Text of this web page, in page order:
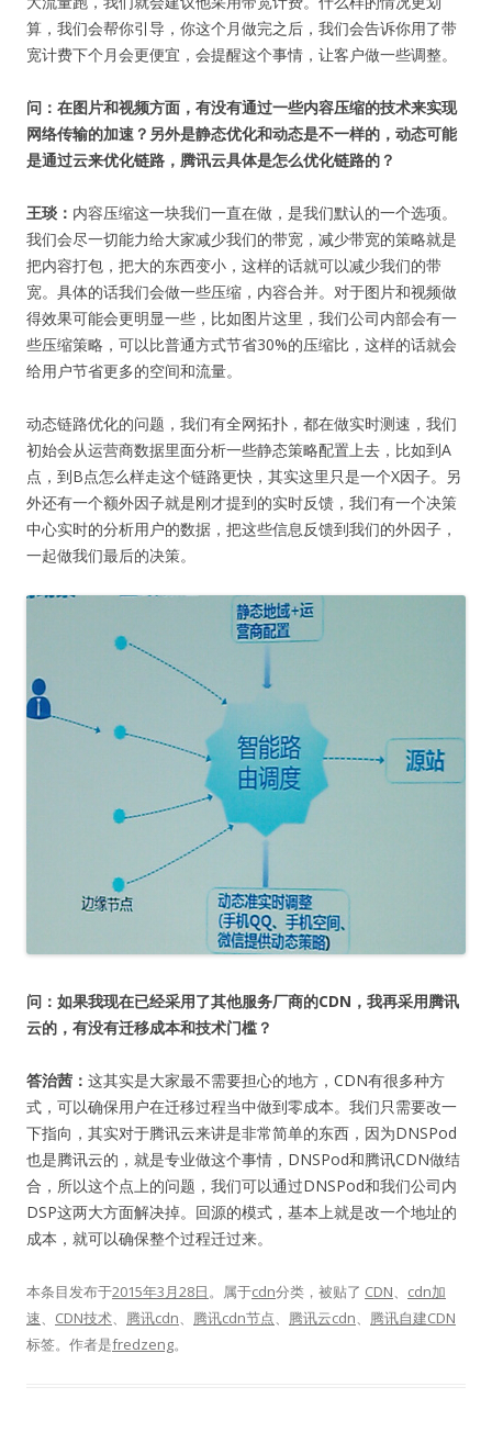
算，我们会帮你引导，你这个月做完之后，我们会告诉你用了带
宽计费下个月会更便宜，会提醒这个事情，让客户做一些调整。
问：在图片和视频方面，有没有通过一些内容压缩的技术来实现
网络传输的加速？另外是静态优化和动态是不一样的，动态可能
是通过云来优化链路，腾讯云具体是怎么优化链路的？
王琰： 内容压缩这一块我们一直在做，是我们默认的一个选项。
我们会尽一切能力给大家减少我们的带宽，减少带宽的策略就是
把内容打包，把大的东西变小，这样的话就可以减少我们的带
宽。具体的话我们会做一些压缩，内容合并。对于图片和视频做
得效果可能会更明显一些，比如图片这里，我们公司内部会有一
些压缩策略，可以比普通方式节省30%的压缩比，这样的话就会
给用户节省更多的空间和流量。
动态链路优化的问题，我们有全网拓扑，都在做实时测速，我们
初始会从运营商数据里面分析一些静态策略配置上去，比如到A
点，到B点怎么样走这个链路更快，其实这里只是一个X因子。另
外还有一个额外因子就是刚才提到的实时反馈，我们有一个决策
中心实时的分析用户的数据，把这些信息反馈到我们的外因子，
一起做我们最后的决策。
问：如果我现在已经采用了其他服务厂商的CDN，我再采用腾讯
云的，有没有迁移成本和技术门槛？
答治茜： 这其实是大家最不需要担心的地方，CDN有很多种方
式，可以确保用户在迁移过程当中做到零成本。我们只需要改一
下指向，其实对于腾讯云来讲是非常简单的东西，因为DNSPod
也是腾讯云的，就是专业做这个事情，DNSPod和腾讯CDN做结
合，所以这个点上的问题，我们可以通过DNSPod和我们公司内
DSP这两大方面解决掉。回源的模式，基本上就是改一个地址的
成本，就可以确保整个过程迁过来。
本条目发布于2015年3月28日。属于cdn分类，被贴了 CDN、 cdn加
速、 CDN技术、 腾讯cdn、 腾讯cdn节点、 腾讯云cdn、 腾讯自建CDN
标签。 作者是fredzeng。